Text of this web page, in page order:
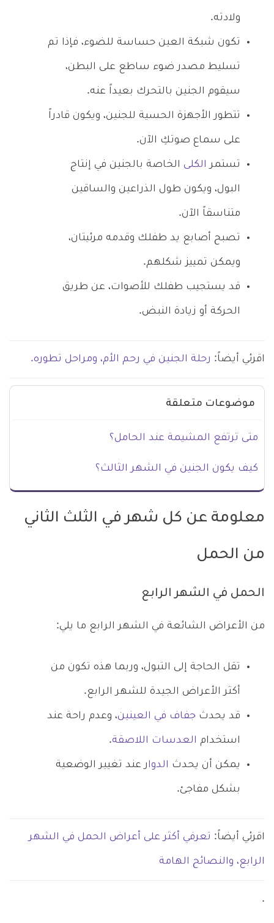
ولادته.
تكون شبكة العين حساسة للضوء، فإذا تم
تسليط مصدر ضوء ساطع على البطن،
سيقوم الجنين بالتحرك بعيداً عنه.
تتطور الأجهزة الحسية للجنين، ويكون قادراً
على سماع صوتكِ الآن.
تستمر الكلى الخاصة بالجنين في إنتاج
البول، ويكون طول الذراعين والساقين
متناسقاً الآن.
تصبح أصابع يد طفلك وقدمه مرئيتان،
ويمكن تمييز شكلهم.
قد يستجيب طفلك للأصوات، عن طريق
الحركة أو زيادة النبض.
اقرئي أيضاً: رحلة الجنين في رحم الأم، ومراحل تطوره.
موضوعات متعلقة
متى ترتفع المشيمة عند الحامل؟
كيف يكون الجنين في الشهر الثالث؟
معلومة عن كل شهر في الثلث الثاني
من الحمل
الحمل في الشهر الرابع
من الأعراض الشائعة في الشهر الرابع ما يلي:
تقل الحاجة إلى التبول، وربما هذه تكون من
أكثر الأعراض الجيدة للشهر الرابع.
قد يحدث جفاف في العينين، وعدم راحة عند
استخدام العدسات اللاصقة.
يمكن أن يحدث الدوار عند تغيير الوضعية
بشكل مفاجئ.
اقرئي أيضاً: تعرفي أكثر على أعراض الحمل في الشهر
الرابع، والنصائح الهامة
.